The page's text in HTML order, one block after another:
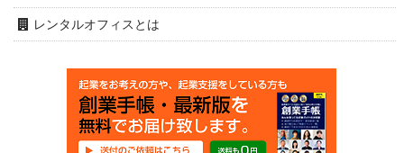
レンタルオフィスとは